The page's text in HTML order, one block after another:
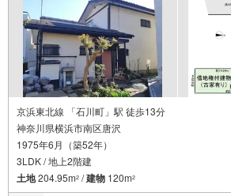
京浜東北線 「石川町」駅 徒歩13分
神奈川県横浜市南区唐沢
1975年6月（築52年）
3LDK / 地上2階建
土地204.95m2 /建物 120m2